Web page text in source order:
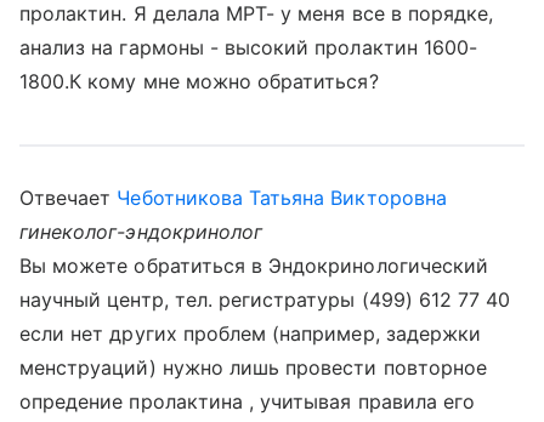
пролактин. Я делала МРТ- у меня все в порядке,
анализ на гармоны - высокий пролактин 1600-
1800.К кому мне можно обратиться?
Отвечает Чеботникова Татьяна Викторовна
гинеколог-эндокринолог
Вы можете обратиться в Эндокринологический
научный центр, тел. регистратуры (499) 612 77 40
если нет других проблем (например, задержки
менструаций) нужно лишь провести повторное
опредение пролактина , учитывая правила его